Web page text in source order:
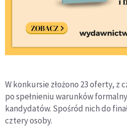
W konkursie złożono 23 oferty, z
po spełnieniu warunków
kandydatów. Spośród nich do
cztery osoby.